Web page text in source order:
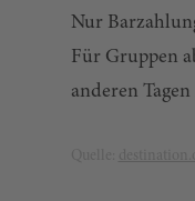
Nur
Für Gruppen
anderen